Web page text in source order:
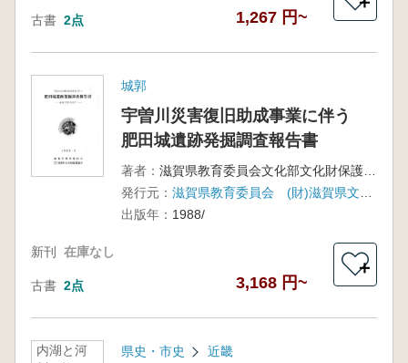
古書 2点 1,267 円~
城郭
宇曽川災害復旧助成事業に伴う
肥田城遺跡発掘調査報告書
著者：
滋賀県教育委員会文化部文化財保護課 滋賀県文化財保護協会 編
発行元：
出版年： 1988/
新刊 在庫なし
古書 2点 3,168 円~
＋
内湖と河
県史・市史 近畿